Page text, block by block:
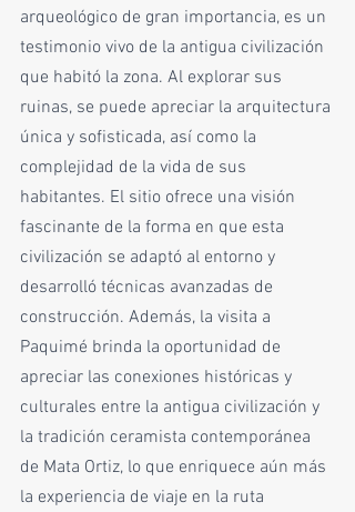
arqueológico de gran importancia, es un
testimonio vivo de la antigua civilización
que habitó la zona. Al explorar sus
ruinas, se puede apreciar la arquitectura
única y sofisticada, así como la
complejidad de la vida de sus
habitantes. El sitio ofrece una visión
fascinante de la forma en que esta
civilización se adaptó al entorno y
desarrolló técnicas avanzadas de
construcción. Además, la visita a
Paquimé brinda la oportunidad de
apreciar las conexiones históricas y
culturales entre la antigua civilización y
la tradición ceramista contemporánea
de Mata Ortiz, lo que enriquece aún más
la experiencia de viaje en la ruta